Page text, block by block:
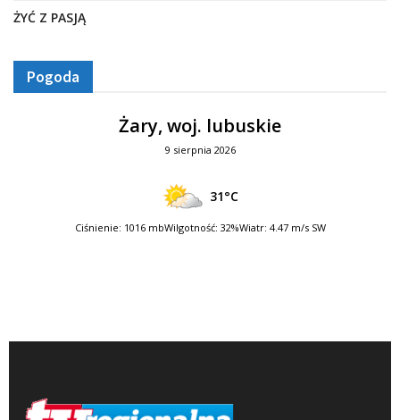
ŻYĆ Z PASJĄ
Pogoda
Żary, woj. lubuskie
9 sierpnia 2026
31°C
Ciśnienie: 1016 mbWilgotność: 32%Wiatr: 4.47 m/s SW